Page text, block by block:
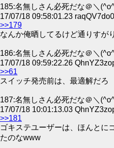
185:名無しさん必死だな＠＼
17/07/18 09:58:01.23
>>179
なんか俺晒してるけど通りすが
186:名無しさん必死だな＠＼
17/07/18 09:59:22.26
>>61
スイッチ発売前は、最適解だろ
187:名無しさん必死だな＠＼
17/07/18 10:01:13.03
>>181
ゴキステユーザーは、ほんとに
たのなwww